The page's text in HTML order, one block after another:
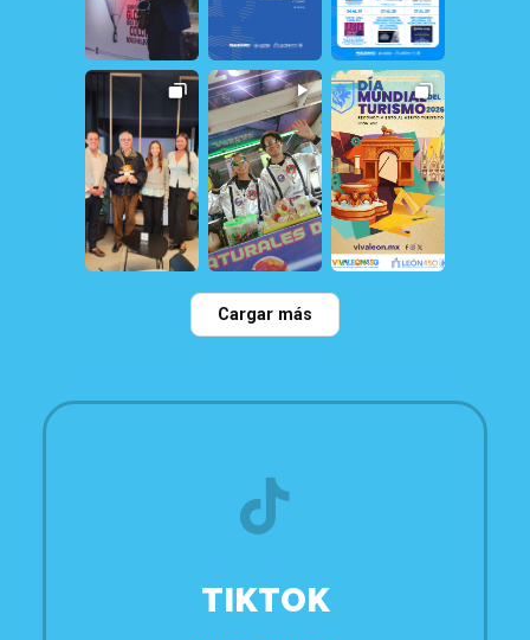
158 1 31 0 21 1
0 115 0
Cargar más
TIKTOK